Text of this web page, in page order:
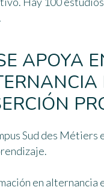
APOYA
Sud des Métiers
en